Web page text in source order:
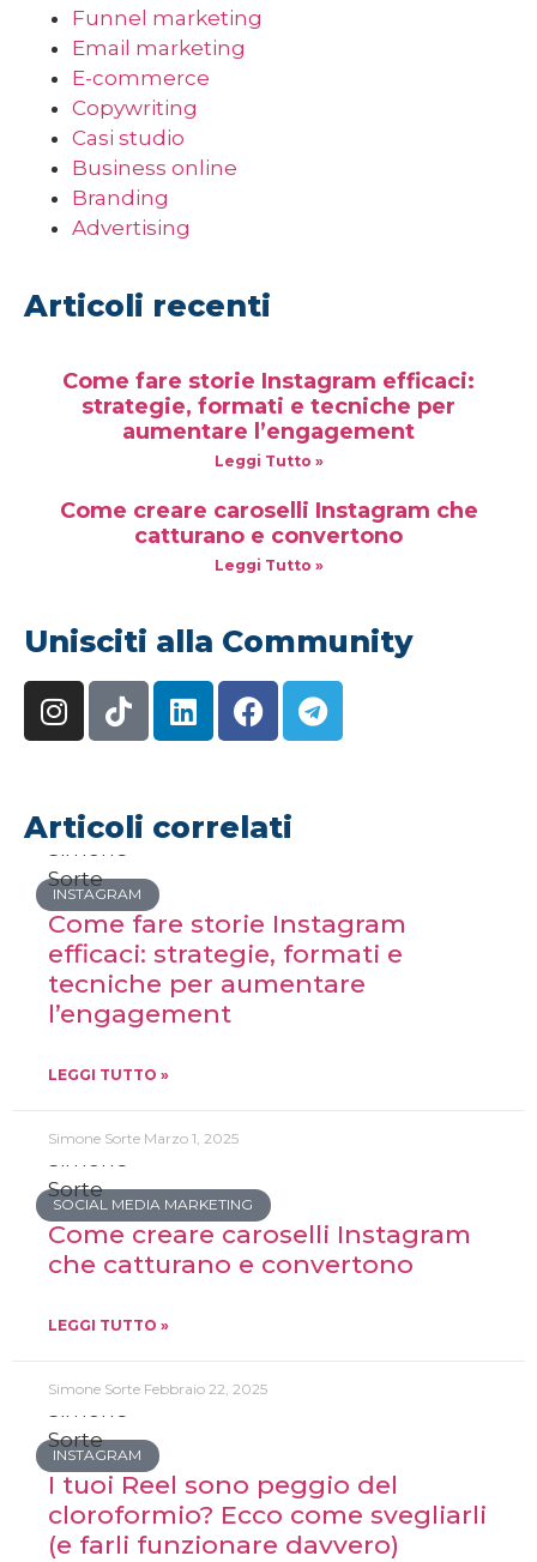
Funnel marketing
Email marketing
E-commerce
Copywriting
Casi studio
Business online
Branding
Advertising
Articoli recenti
Come fare storie Instagram efficaci:
strategie, formati e tecniche per
aumentare l’engagement
Leggi Tutto »
Come creare caroselli Instagram che
catturano e convertono
Leggi Tutto »
Unisciti alla Community
Articoli correlati
INSTAGRAM
Come fare storie Instagram
efficaci: strategie, formati e
tecniche per aumentare
l’engagement
LEGGI TUTTO »
Simone Sorte Marzo 1, 2025
SOCIAL MEDIA MARKETING
Come creare caroselli Instagram
che catturano e convertono
LEGGI TUTTO »
Simone Sorte Febbraio 22, 2025
INSTAGRAM
I tuoi Reel sono peggio del
cloroformio? Ecco come svegliarli
(e farli funzionare davvero)